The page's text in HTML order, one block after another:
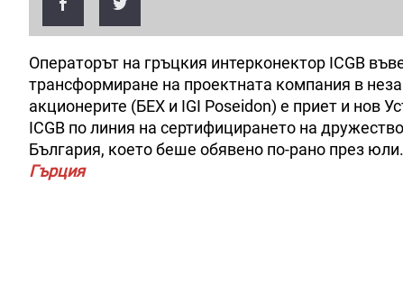
Операторът на гръцкия интерконектор ICGB
трансформиране на проектната компания в
акционерите (БЕХ и IGI Poseidon) е приет и нов
ICGB по линия на сертифицирането на
България, което беше обявено по-рано през юли.
Гърция